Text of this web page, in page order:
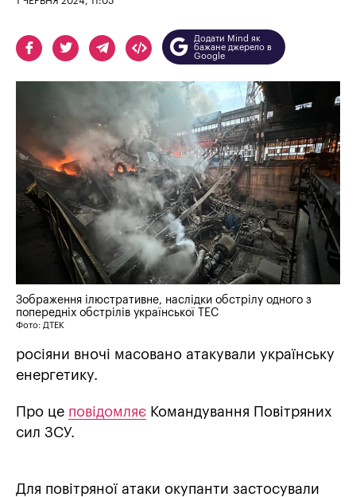
Додати Mind як
бажане джерело в
Google
Зображення ілюстративне, наслідки обстрілу одного з
попередніх обстрілів української ТЕС
Фото: ДТЕК
росіяни вночі масовано атакували українську
енергетику.
Про це повідомляє Командування Повітряних
сил ЗСУ.
Для повітряної атаки окупанти застосували